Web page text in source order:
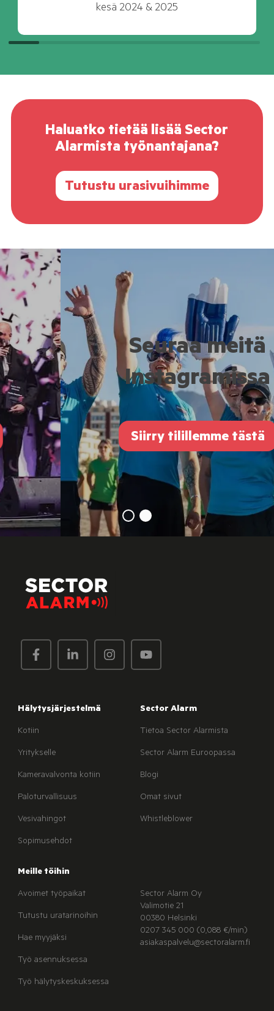
kesä 2024 & 2025
Haluatko tietää lisää Sector
Alarmista työnantajana?
Tutustu urasivuihimme
Seuraa meitä
Instagramissa
Siirry tilillemme tästä
Hälytysjärjestelmä
Kotiin
Yritykselle
Kameravalvonta kotiin
Paloturvallisuus
Vesivahingot
Sopimusehdot
Sector Alarm
Tietoa Sector Alarmista
Sector Alarm Euroopassa
Blogi
Omat sivut
Whistleblower
Meille töihin
Avoimet työpaikat
Tutustu uratarinoihin
Hae myyjäksi
Työ asennuksessa
Työ hälytyskeskuksessa
Sector Alarm Oy
Valimotie 21
00380 Helsinki
0207 345 000 (0,088 €/min)
asiakaspalvelu@sectoralarm.fi